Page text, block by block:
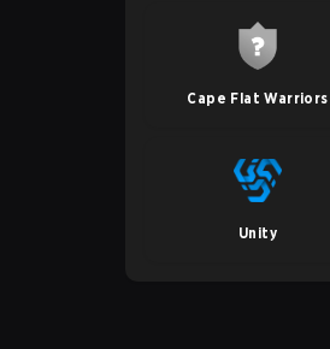
Cape Flat Warriors
Unity